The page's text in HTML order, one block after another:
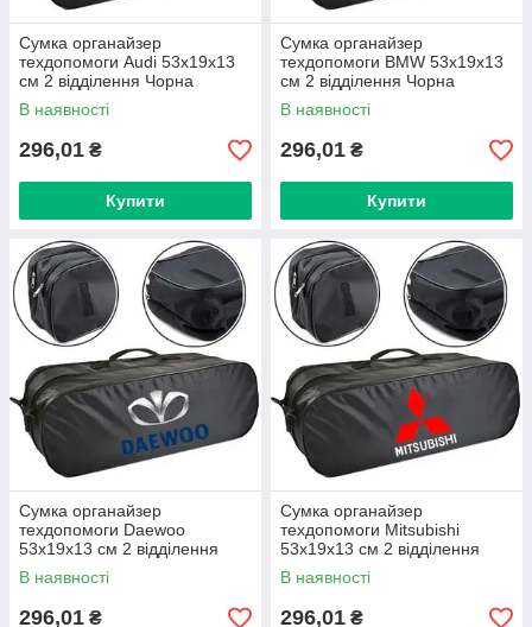
Сумка органайзер
техдопомоги Audi 53х19х13
см 2 відділення Чорна
В наявності
296,01 ₴
Купити
Сумка органайзер
техдопомоги BMW 53х19х13
см 2 відділення Чорна
В наявності
296,01 ₴
Купити
Сумка органайзер
техдопомоги Daewoo
53х19х13 см 2 відділення
Чорна
В наявності
296,01 ₴
Сумка органайзер
техдопомоги Mitsubishi
53х19х13 см 2 відділення
Чорна
В наявності
296,01 ₴